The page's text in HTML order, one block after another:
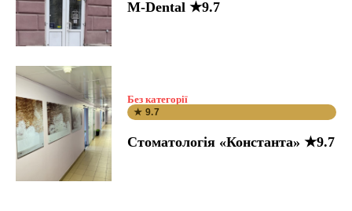
M-Dental ★9.7
Без категорії
★ 9.7
Стоматологія «Константа» ★9.7